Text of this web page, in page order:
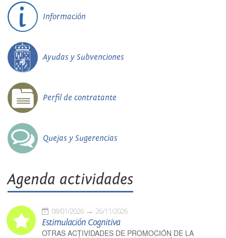
Información
Ayudas y Subvenciones
Perfil de contratante
Quejas y Sugerencias
Agenda actividades
08/01/2026 26/11/2026
Estimulación Cognitiva
OTRAS ACTIVIDADES DE PROMOCIÓN DE LA